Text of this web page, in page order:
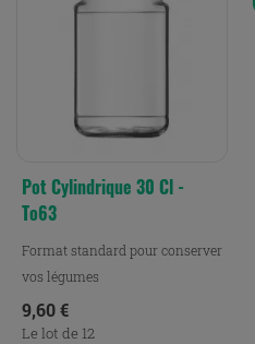
Pot Cylindrique 30 Cl -
To63
Format standard pour conserver
vos légumes
Prix
9,60 €
Le lot de 12